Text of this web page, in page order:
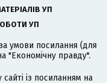
УП
УП
умови посилання (для
"Економічну правду".
із посиланням на